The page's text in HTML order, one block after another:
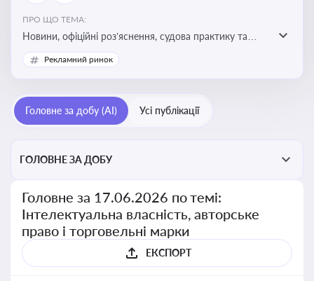
ПРО ЩО ТЕМА:
Новини, офіційні роз’яснення, судова практику та
експертні матеріали, що стосуються авторського
права, реєстрації та захисту торговельних марок,
власності, а також змін у законодавстві у цій сфері
Рекламний ринок
Головне за добу (AI) Усі публікації
ГОЛОВНЕ ЗА ДОБУ
Головне за 17.06.2026 по темі:
Інтелектуальна власність, авторське
право і торговельні марки
ЕКСПОРТ